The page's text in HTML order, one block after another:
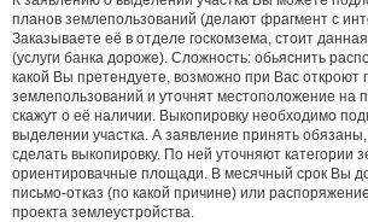
н
н
я
планов землепользований (делают фрагмент с
Заказываете её в отделе госкомзема, стоит
(услуги банка дороже). Сложность: обьяснить
какой Вы претендуете, возможно при Вас откроют
землепользований и уточнят местоположение на
скажут о её наличии. Выкопировку необходимо
выделении участка. А заявление принять
сделать выкопировку. По ней уточняют категории
ориентировачные площади. В месячный срок Вы
письмо-отказ (по какой причине) или
проекта землеустройства.